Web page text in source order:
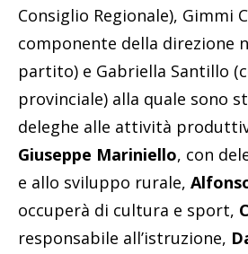
Consiglio Regionale), Gimmi
componente della direzione
partito) e Gabriella Santillo
provinciale) alla quale sono
deleghe alle attività
Giuseppe Mariniello, con
e allo sviluppo rurale,
occuperà di cultura e sport,
responsabile all’istruzione,